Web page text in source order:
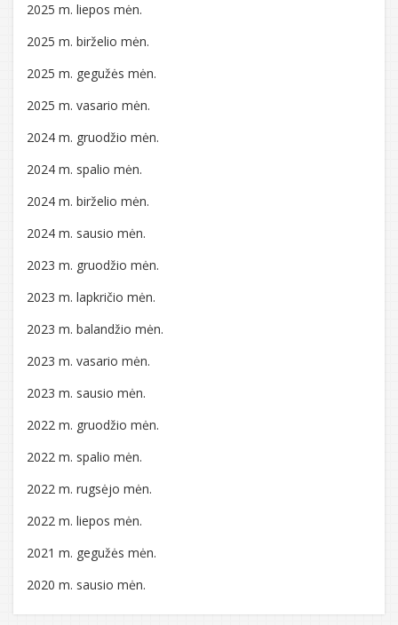
2025 m. liepos mėn.
2025 m. birželio mėn.
2025 m. gegužės mėn.
2025 m. vasario mėn.
2024 m. gruodžio mėn.
2024 m. spalio mėn.
2024 m. birželio mėn.
2024 m. sausio mėn.
2023 m. gruodžio mėn.
2023 m. lapkričio mėn.
2023 m. balandžio mėn.
2023 m. vasario mėn.
2023 m. sausio mėn.
2022 m. gruodžio mėn.
2022 m. spalio mėn.
2022 m. rugsėjo mėn.
2022 m. liepos mėn.
2021 m. gegužės mėn.
2020 m. sausio mėn.